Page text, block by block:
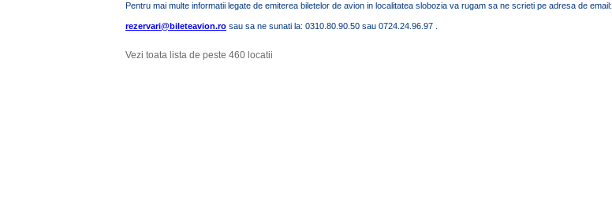
Pentru mai multe informatii legate de emiterea biletelor de avion in localitatea slobozia va rugam sa ne scrieti pe adresa de email:
rezervari@bileteavion.ro sau sa ne sunati la: 0310.80.90.50 sau 0724.24.96.97 .
Vezi toata lista de peste 460 locatii